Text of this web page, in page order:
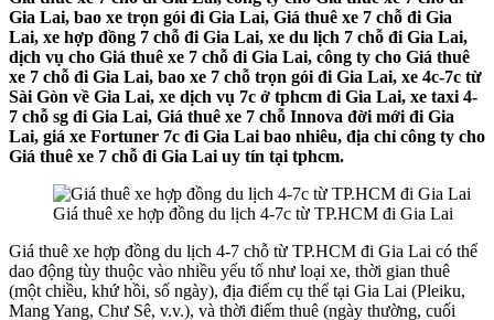
Gia Lai, bao xe trọn gói đi Gia Lai, Giá thuê xe 7 chỗ đi Gia
Lai, xe hợp đồng 7 chỗ đi Gia Lai, xe du lịch 7 chỗ đi Gia Lai,
dịch vụ cho Giá thuê xe 7 chỗ đi Gia Lai, công ty cho Giá thuê
xe 7 chỗ đi Gia Lai, bao xe 7 chỗ trọn gói đi Gia Lai, xe 4c-7c từ
Sài Gòn về Gia Lai, xe dịch vụ 7c ở tphcm đi Gia Lai, xe taxi 4-
7 chỗ sg đi Gia Lai, Giá thuê xe 7 chỗ Innova đời mới đi Gia
Lai, giá xe Fortuner 7c đi Gia Lai bao nhiêu, địa chỉ công ty cho
Giá thuê xe 7 chỗ đi Gia Lai uy tín tại tphcm.
Giá thuê xe hợp đồng du lịch 4-7c từ TP.HCM đi Gia Lai
Giá thuê xe hợp đồng du lịch 4-7 chỗ từ TP.HCM đi Gia Lai có thể
dao động tùy thuộc vào nhiều yếu tố như loại xe, thời gian thuê
(một chiều, khứ hồi, số ngày), địa điểm cụ thể tại Gia Lai (Pleiku,
Mang Yang, Chư Sê, v.v.), và thời điểm thuê (ngày thường, cuối